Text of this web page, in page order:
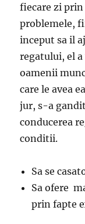
fiecare zi prin
problemele,
inceput sa il
regatului, el a
oamenii
care le avea
jur, s-a
conducerea
conditii.
Sa se
Sa ofere
prin fapte